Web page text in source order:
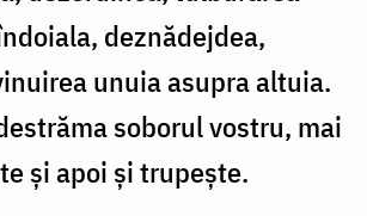
deznădejdea,
unuia asupra altuia.
soborul vostru, mai
şi apoi şi trupeşte.